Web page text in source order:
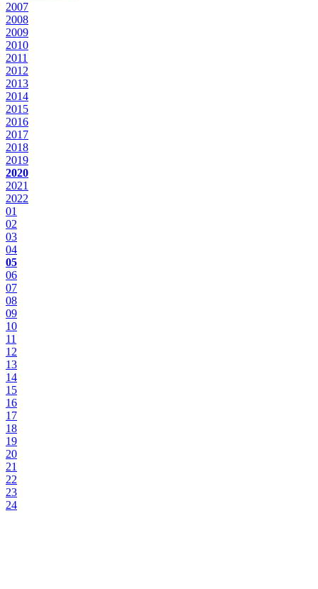
2007
2008
2009
2010
2011
2012
2013
2014
2015
2016
2017
2018
2019
2020
2021
2022
01
02
03
04
05
06
07
08
09
10
11
12
13
14
15
16
17
18
19
20
21
22
23
24